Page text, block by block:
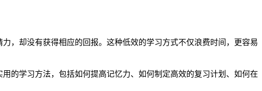
，却没有获得相应的回报。这种低效的学习方式不仅浪费时间，更容易
的学习方法，包括如何提高记忆力、如何制定高效的复习计划、如何在